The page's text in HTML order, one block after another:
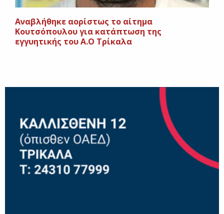
Αναβλήθηκε αορίστως το αίτημα
Κουτσόπουλου για κατάπτωση της
εγγυητικής του Α.Ο Τρίκαλα